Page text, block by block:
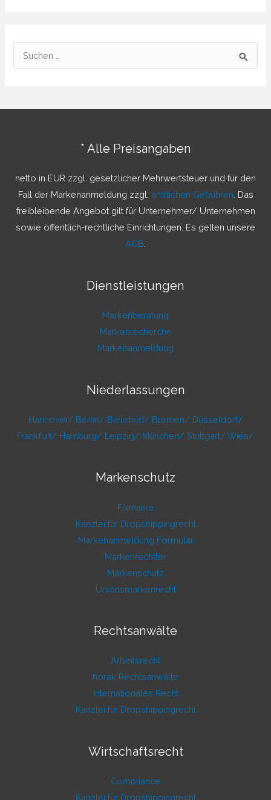
u
h
* Alle Preisangaben
netto in EUR zzgl. gesetzlicher Mehrwertsteuer und für den
Fall der Markenanmeldung zzgl. amtlichen Gebühren . Das
freibleibende Angebot gilt für Unternehmer/ Unternehmen
sowie öffentlich-rechtliche Einrichtungen. Es gelten unsere
AGB
Dienstleistungen
Markenberatung
Markenrecherche
Markenanmeldung
Niederlassungen
Hannover/ Berlin/ Bielefeld/ Bremen/ Düsseldorf/
Frankfurt/ Hamburg/ Leipzig/ München/ Stuttgart/ Wien/
Markenschutz
Fixmarke
Kanzlei für Dropshippingrecht
Markenanmeldung Formular
Markenrechtler
Markenschutz
Unionsmarkenrecht
Rechtsanwälte
Arbeitsrecht
horak Rechtsanwälte
Internationales Recht
Kanzlei für Dropshippingrecht
Wirtschaftsrecht
Compliance
Kanzlei für Dropshippingrecht